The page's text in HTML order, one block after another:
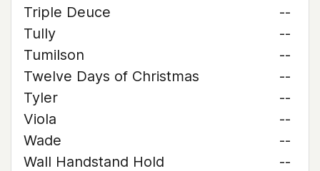
Triple Deuce
--
Tully
--
Tumilson
--
Twelve Days of Christmas
--
Tyler
--
Viola
--
Wade
--
Wall Handstand Hold
--